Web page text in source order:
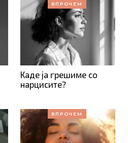
ВПРОЧЕМ
Каде ја грешиме со
нарцисите?
ВПРОЧЕМ